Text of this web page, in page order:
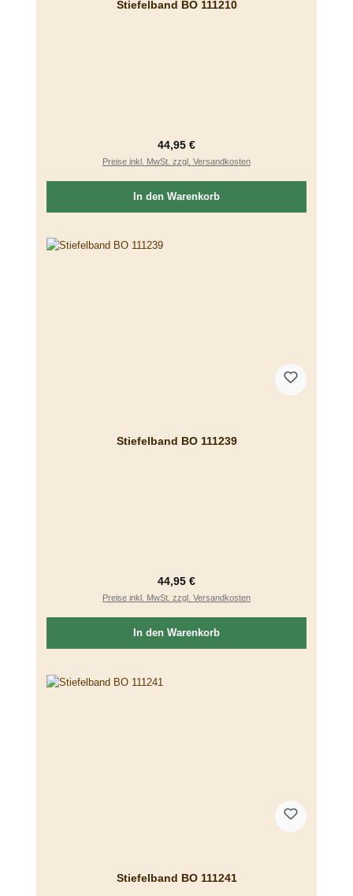
Stiefelband BO 111210
Regulärer Preis:
44,95 €
Preise inkl. MwSt. zzgl. Versandkosten
In den Warenkorb
Stiefelband BO 111239
Regulärer Preis:
44,95 €
Preise inkl. MwSt. zzgl. Versandkosten
In den Warenkorb
Stiefelband BO 111241